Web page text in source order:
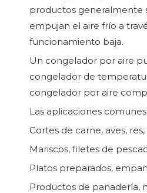
productos generalmente
empujan el aire frío a
funcionamiento baja.
Un congelador por aire
congelador de
congelador por aire
Las aplicaciones
Cortes de carne, aves,
Mariscos, filetes de
Platos preparados,
Productos de panadería,